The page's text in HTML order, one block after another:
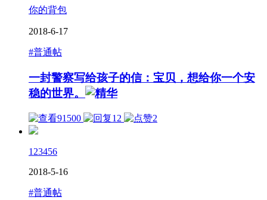
你的背包
2018-6-17
#普通帖
一封警察写给孩子的信：宝贝，想给你一个安
稳的世界。
91500 12 2
123456
2018-5-16
#普通帖